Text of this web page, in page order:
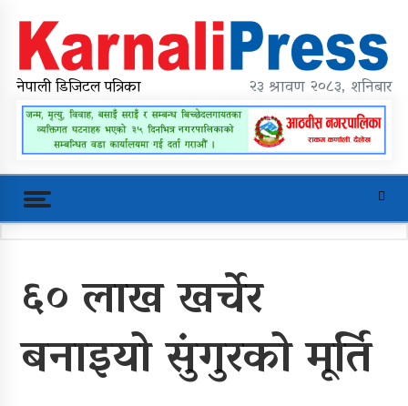
content
karnalipress
Online News Portal
नेपाली डिजिटल पत्रिका २३ श्रावण २०८३, शनिबार
महावै गाउँपालिकाको प्रशासकीय भवन
शिलान्यास
६० लाख खर्चेर
बनाइयो सुंगुरको मूर्ति